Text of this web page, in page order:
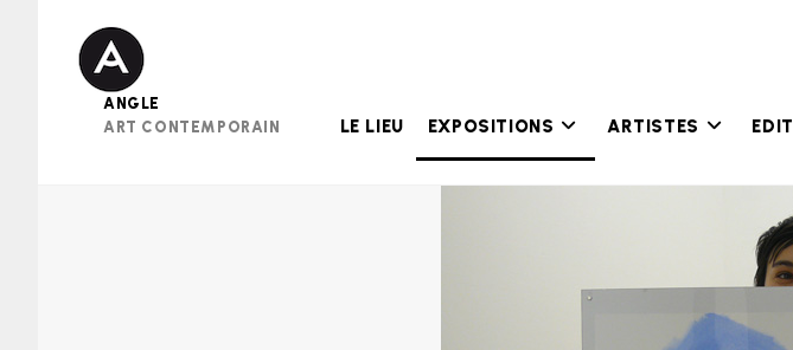
ANGLE
ART CONTEMPORAIN
LE LIEU EXPOSITIONS ARTISTES